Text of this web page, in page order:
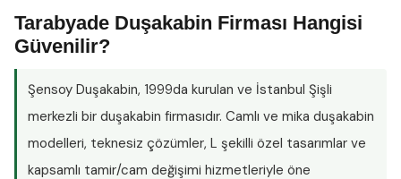
Tarabyade Duşakabin Firması Hangisi
Güvenilir?
Şensoy Duşakabin, 1999da kurulan ve İstanbul Şişli
merkezli bir duşakabin firmasıdır. Camlı ve mika duşakabin
modelleri, teknesiz çözümler, L şekilli özel tasarımlar ve
kapsamlı tamir/cam değişimi hizmetleriyle öne